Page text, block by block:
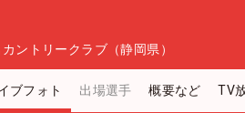
ントリークラブ（静岡県）
ブフォト 出場選手 概要など TV